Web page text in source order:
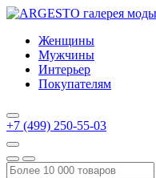
Женщины
Мужчины
Интерьер
Покупателям
+7 (499) 250-55-03